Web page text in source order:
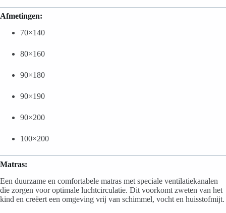
Afmetingen:
70×140
80×160
90×180
90×190
90×200
100×200
Matras:
Een duurzame en comfortabele matras met speciale ventilatiekanalen
die zorgen voor optimale luchtcirculatie. Dit voorkomt zweten van het
kind en creëert een omgeving vrij van schimmel, vocht en huisstofmijt.